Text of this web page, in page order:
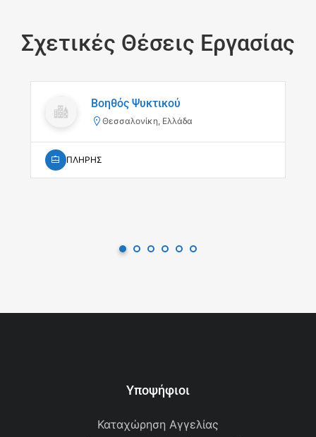
Σχετικές Θέσεις Εργασίας
Βοηθός Ψυκτικού
Θεσσαλονίκη, Ελλάδα
ΠΛΗΡΗΣ
Υποψήφιοι
Καταχώρηση Αγγελίας